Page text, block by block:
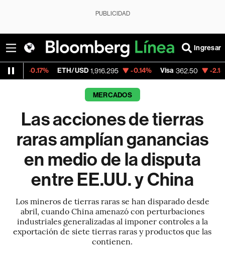
PUBLICIDAD
Ingresar
ETH/USD 1,916.295 -0.14% Visa 362.50 -2.15%
MERCADOS
Las acciones de tierras
raras amplían ganancias
en medio de la disputa
entre EE.UU. y China
Los mineros de tierras raras se han disparado desde
abril, cuando China amenazó con perturbaciones
industriales generalizadas al imponer controles a la
exportación de siete tierras raras y productos que las
contienen.